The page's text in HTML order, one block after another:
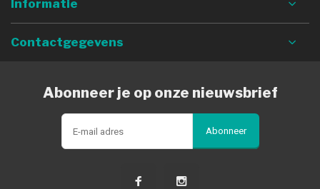
Informatie
Contactgegevens
Abonneer je op onze nieuwsbrief
Abonneer